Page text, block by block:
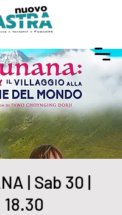
| Sab 30 |
18.30